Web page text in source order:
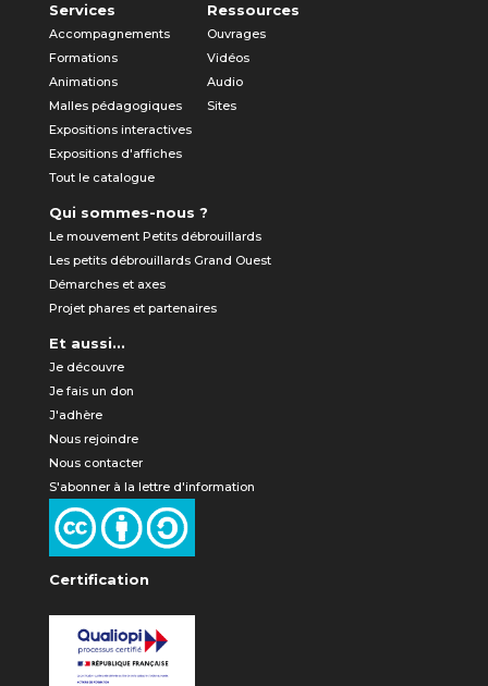
Services
Accompagnements
Formations
Animations
Malles pédagogiques
Expositions interactives
Expositions d'affiches
Tout le catalogue
Ressources
Ouvrages
Vidéos
Audio
Sites
Qui sommes-nous ?
Le mouvement Petits débrouillards
Les petits débrouillards Grand Ouest
Démarches et axes
Projet phares et partenaires
Et aussi...
Je découvre
Je fais un don
J'adhère
Nous rejoindre
Nous contacter
S'abonner à la lettre d'information
Certification